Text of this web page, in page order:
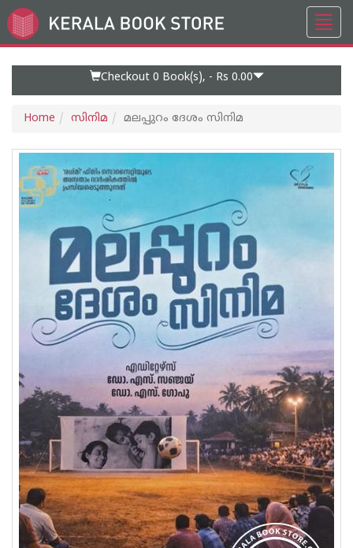
Go
to
Checkout 0 Book(s), - Rs 0.00
Home സിനിമ മലപ്പുറം ദേശം സിനിമ